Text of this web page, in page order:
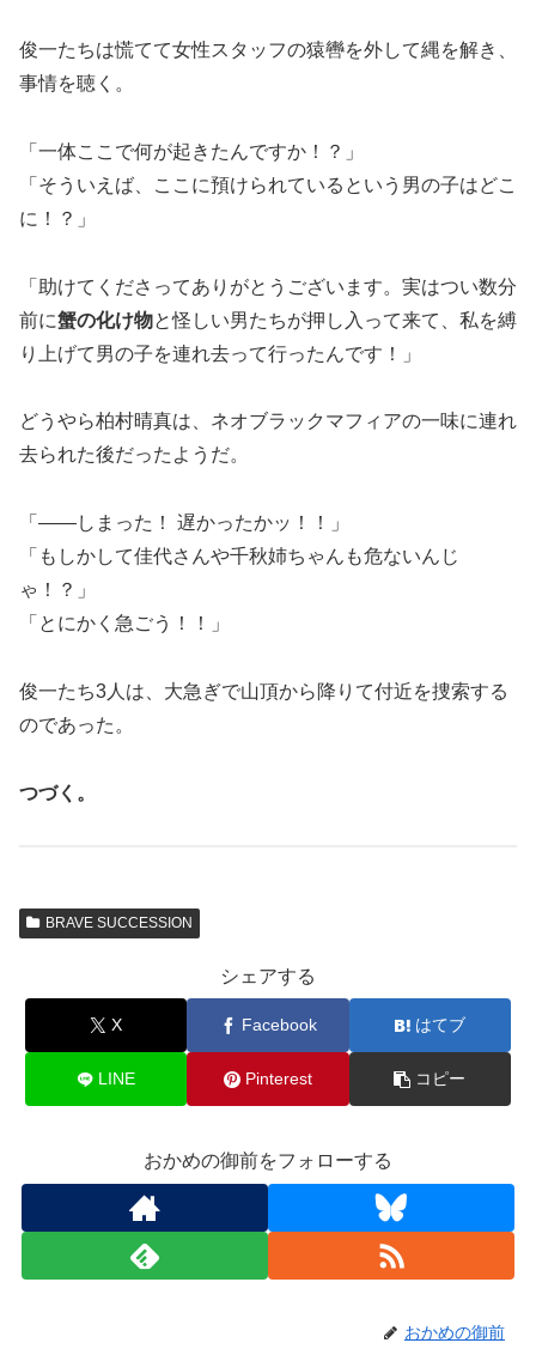
俊一たちは慌てて女性スタッフの猿轡を外して縄を解き、
事情を聴く。
「一体ここで何が起きたんですか！？」
「そういえば、ここに預けられているという男の子はどこ
に！？」
「助けてくださってありがとうございます。実はつい数分
前に蟹の化け物と怪しい男たちが押し入って来て、私を縛
り上げて男の子を連れ去って行ったんです！」
どうやら柏村晴真は、ネオブラックマフィアの一味に連れ
去られた後だったようだ。
「――しまった！ 遅かったかッ！！」
「もしかして佳代さんや千秋姉ちゃんも危ないんじ
ゃ！？」
「とにかく急ごう！！」
俊一たち3人は、大急ぎで山頂から降りて付近を捜索する
のであった。
つづく。
BRAVE SUCCESSION
シェアする
X Facebook はてブ
LINE Pinterest コピー
おかめの御前をフォローする
おかめの御前